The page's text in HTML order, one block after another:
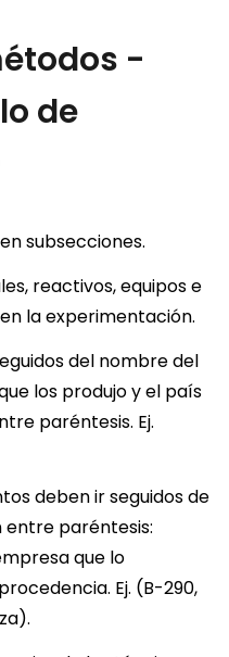
-
de
subsecciones.
reactivos, equipos e
la experimentación.
del nombre del
los produjo y el país
paréntesis. Ej.
deben ir seguidos de
entre paréntesis:
que lo
Ej. (B-290,